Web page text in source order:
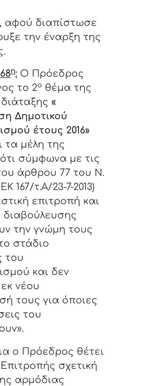
αφού διαπίστωσε
την έναρξη της
η: Ο Πρόεδρος
το 2ο θέμα της
«
Δημοτικού
έτους 2016»
τα μέλη της
σύμφωνα με τις
άρθρου 77 του Ν.
167/τ.Α/23-7-2013)
επιτροπή και
διαβούλευσης
την γνώμη τους
στάδιο
του
και δεν
νέου
τους για όποιες
του
ο Πρόεδρος θέτει
σχετική
αρμόδιας